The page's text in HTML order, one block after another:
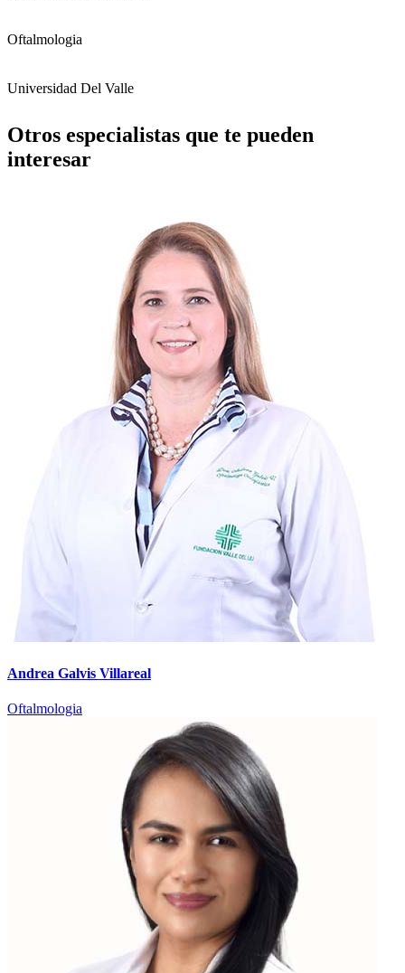
Oftalmologia
Universidad Del Valle
Otros especialistas que te pueden
interesar
Andrea Galvis Villareal
Oftalmologia